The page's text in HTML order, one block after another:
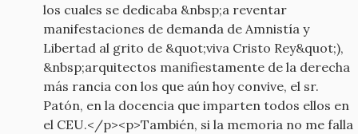
los cuales se dedicaba &nbsp;a reventar
manifestaciones de demanda de Amnistía y
Libertad al grito de &quot;viva Cristo Rey&quot;),
&nbsp;arquitectos manifiestamente de la derecha
más rancia con los que aún hoy convive, el sr.
Patón, en la docencia que imparten todos ellos en
el CEU.</p><p>También, si la memoria no me falla